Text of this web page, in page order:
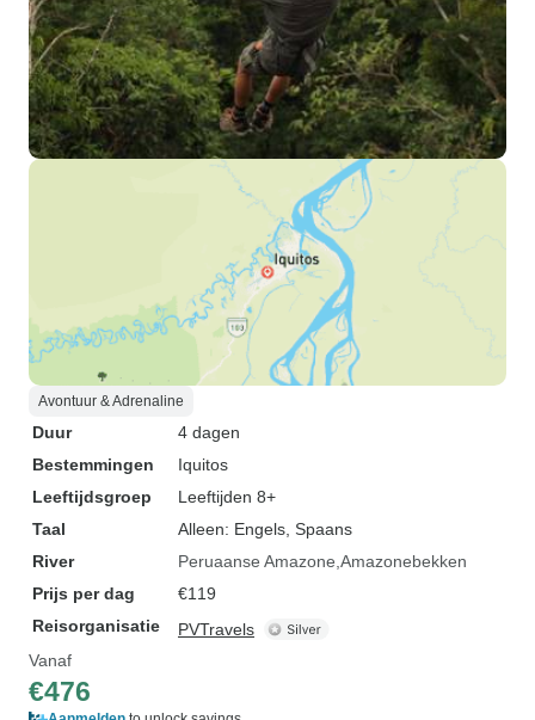
Avontuur & Adrenaline
Duur
4 dagen
Bestemmingen
Iquitos
Leeftijdsgroep
Leeftijden 8+
Taal
Alleen: Engels, Spaans
River
Peruaanse Amazone Amazonebekken
Prijs per dag
€119
Reisorganisatie
PVTravels
Vanaf
€476